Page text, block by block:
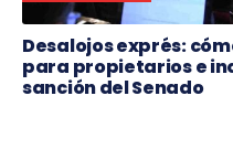
Desalojos exprés:
para propietarios e
sanción del Senado